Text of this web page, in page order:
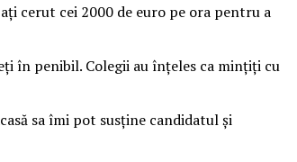
cerut cei 2000 de euro pe ora pentru a
în penibil. Colegii au înțeles ca mințiți cu
sa îmi pot susține candidatul și